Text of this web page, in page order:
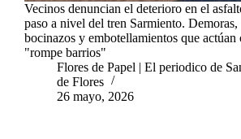
Vecinos denuncian el deterioro en el
paso a nivel del tren Sarmiento. Demoras,
bocinazos y embotellamientos que actúan
"rompe barrios"
Flores de Papel | El periodico de
de Flores
26 mayo, 2026